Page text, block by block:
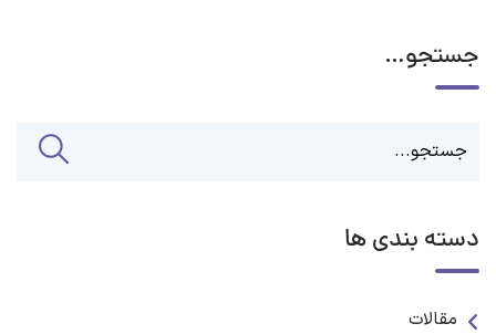
جستجو…
دسته بندی ها
مقالات